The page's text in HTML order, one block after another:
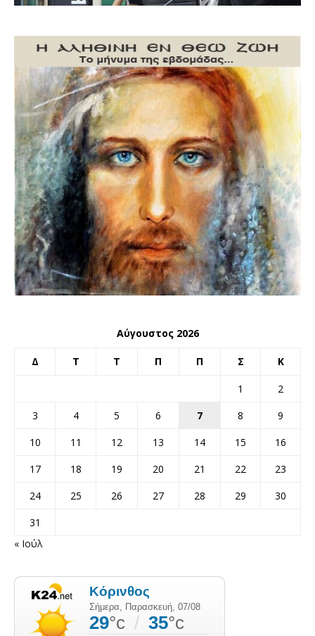
Αύγουστος 2026
Δ Τ Τ Π Π Σ Κ
1
2
3
4 5 6 7 8
9
10
11 12 13 14 15
16
17
18 19 20 21 22
23
24
25 26 27 28 29
30
31
« Ιούλ